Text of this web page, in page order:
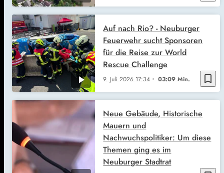
bookmark_border
9. Juli 2026 17:34 03:09 Min.
Auf nach Rio? - Neuburger
Feuerwehr sucht Sponsoren
für die Reise zur World
Rescue Challenge
Neue Gebäude, Historische
Mauern und
Nachwuchspolitiker: Um diese
Themen ging es im
Neuburger Stadtrat